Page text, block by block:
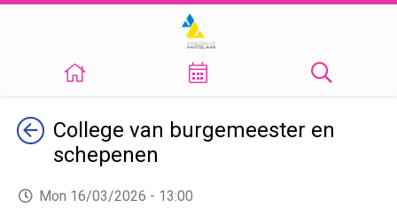
TerugCollege van burgemeester en
schepenen
Mon 16/03/2026 - 13:00